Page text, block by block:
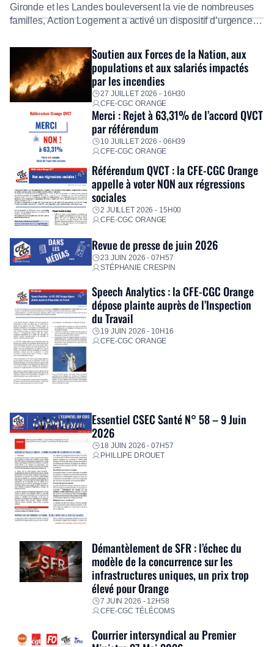
Gironde et les Landes bouleversent la vie de nombreuses
familles, Action Logement a activé un dispositif d’urgence
Fidèle à sa mission d’utilité sociale, le Groupe mobilise
immédiatement ses équipes afin de proposer un diagnostic
personnalisé, des aides financières pour faire face aux
premières dépenses, […]
Soutien aux Forces de la Nation, aux
populations et aux salariés impactés
par les incendies
27 JUILLET 2026 - 16H30
CFE-CGC ORANGE
Merci : Rejet à 63,31% de l’accord QVCT
par référendum
10 JUILLET 2026 - 06H39
CFE-CGC ORANGE
Référendum QVCT : la CFE-CGC Orange
appelle à voter NON aux régressions
sociales
2 JUILLET 2026 - 15H00
CFE-CGC ORANGE
Revue de presse de juin 2026
23 JUIN 2026 - 07H57
STÉPHANIE CRESPIN
Speech Analytics : la CFE-CGC Orange
dépose plainte auprès de l’Inspection
du Travail
19 JUIN 2026 - 10H16
CFE-CGC ORANGE
Essentiel CSEC Santé N° 58 – 9 Juin
2026
18 JUIN 2026 - 07H57
PHILLIPE DROUET
Démantèlement de SFR : l’échec du
modèle de la concurrence sur les
infrastructures uniques, un prix trop
élevé pour Orange
7 JUIN 2026 - 12H58
CFE-CGC TÉLÉCOMS
Courrier intersyndical au Premier